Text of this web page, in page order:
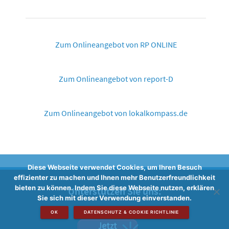
Zum Onlineangebot von RP ONLINE
Zum Onlineangebot von report-D
Zum Onlineangebot von lokalkompass.de
Unterstützen Sie uns:
Diese Webseite verwendet Cookies, um Ihren Besuch
effizienter zu machen und Ihnen mehr Benutzerfreundlichkeit
bieten zu können. Indem Sie diese Webseite nutzen, erklären
Sie sich mit dieser Verwendung einverstanden.
OK DATENSCHUTZ & COOKIE RICHTLINIE